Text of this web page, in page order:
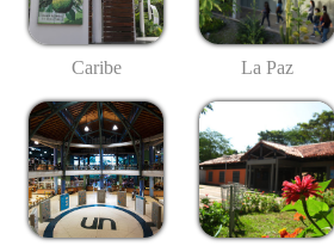
Caribe La Paz